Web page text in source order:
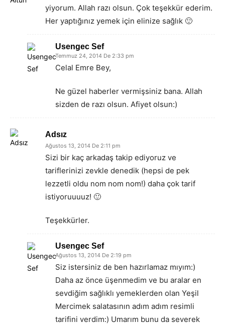
yiyorum. Allah razı olsun. Çok teşekkür ederim.
Her yaptığınız yemek için elinize sağlık 🙂
Usengec Sef
Temmuz 24, 2014 De 2:33 pm
Celal Emre Bey,
Ne güzel haberler vermişsiniz bana. Allah
sizden de razı olsun. Afiyet olsun:)
Adsız
Ağustos 13, 2014 De 2:11 pm
Sizi bir kaç arkadaş takip ediyoruz ve
tariflerinizi zevkle denedik (hepsi de pek
lezzetli oldu nom nom nom!) daha çok tarif
istiyoruuuuz! 🙂
Teşekkürler.
Usengec Sef
Ağustos 13, 2014 De 2:19 pm
Siz istersiniz de ben hazırlamaz mıyım:)
Daha az önce üşenmedim ve bu aralar en
sevdiğim sağlıklı yemeklerden olan Yeşil
Mercimek salatasının adım adım resimli
tarifini verdim:) Umarım bunu da severek